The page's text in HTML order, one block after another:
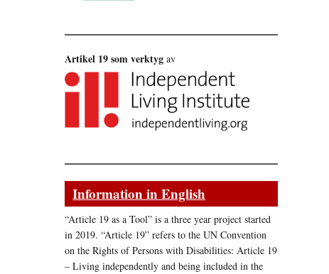
””Ytlig analys vid ratificeringen””
Artikel 19 som verktyg av
Information in English
“Article 19 as a Tool” is a three year project started
in 2019. “Article 19” refers to the UN Convention
on the Rights of Persons with Disabilities: Article 19
– Living independently and being included in the